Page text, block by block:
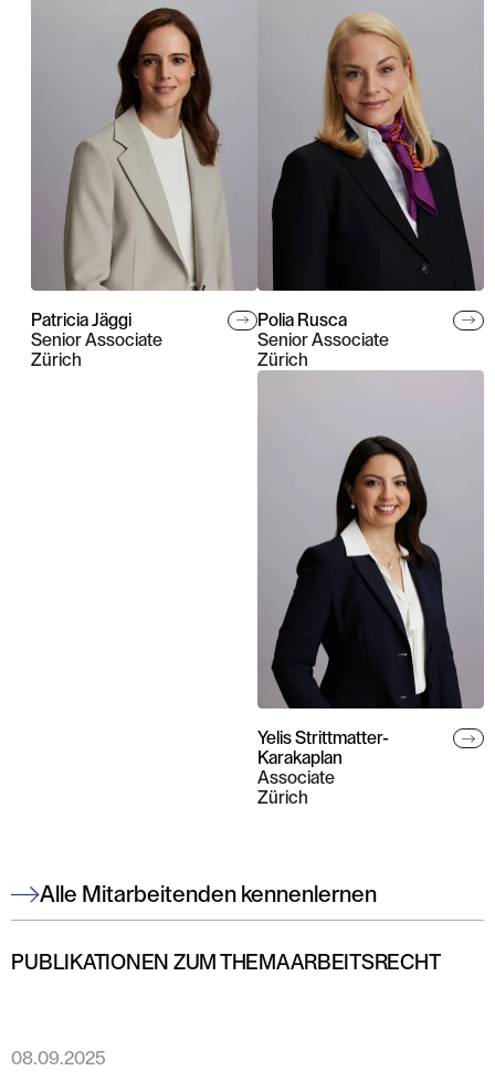
Patricia Jäggi
Senior Associate
Zürich
Polia Rusca
Senior Associate
Zürich
Yelis Strittmatter-
Karakaplan
Associate
Zürich
Alle Mitarbeitenden kennenlernen
PUBLIKATIONEN ZUM THEMA ARBEITSRECHT
08.09.2025